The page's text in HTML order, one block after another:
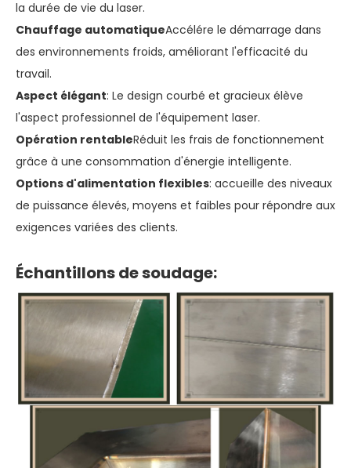
la durée de vie du laser.
Chauffage automatiqueAccélére le démarrage dans
des environnements froids, améliorant l'efficacité du
travail.
Aspect élégant: Le design courbé et gracieux élève
l'aspect professionnel de l'équipement laser.
Opération rentableRéduit les frais de fonctionnement
grâce à une consommation d'énergie intelligente.
Options d'alimentation flexibles: accueille des niveaux
de puissance élevés, moyens et faibles pour répondre aux
exigences variées des clients.
Échantillons de soudage: